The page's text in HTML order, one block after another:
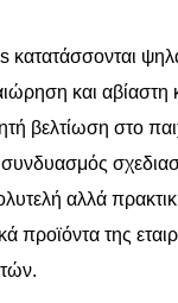
κατατάσσονται
και
βελτίωση στο
αλλά
της